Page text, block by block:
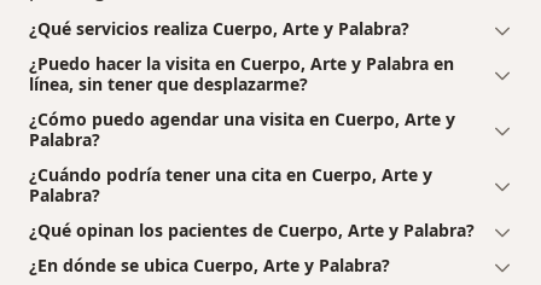
Nuestra formación base es psicología cognitiva
conductual, con pregrado en la Universidad Nacional
de Colombia, y especializaciones y cursos en otras
Universidades e Instituciones especializadas. Líneas de
Intervención
En Cuerpo, Arte y Palabra, realizamos procesos de
intervención individual y grupal. La terapia individual
se realiza en consultorio cerrado, bajo el
acompañamiento de un terapeuta. En esta modalidad
¿Qué servicios realiza Cuerpo, Arte y Palabra?
¿Puedo hacer la visita en Cuerpo, Arte y Palabra en
línea, sin tener que desplazarme?
¿Cómo puedo agendar una visita en Cuerpo, Arte y
Palabra?
¿Cuándo podría tener una cita en Cuerpo, Arte y
Palabra?
¿Qué opinan los pacientes de Cuerpo, Arte y Palabra?
¿En dónde se ubica Cuerpo, Arte y Palabra?